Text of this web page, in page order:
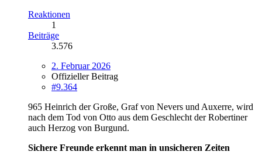
Reaktionen
1
Beiträge
3.576
2. Februar 2026
Offizieller Beitrag
#9.364
965 Heinrich der Große, Graf von Nevers und Auxerre, wird
nach dem Tod von Otto aus dem Geschlecht der Robertiner
auch Herzog von Burgund.
Sichere Freunde erkennt man in unsicheren Zeiten